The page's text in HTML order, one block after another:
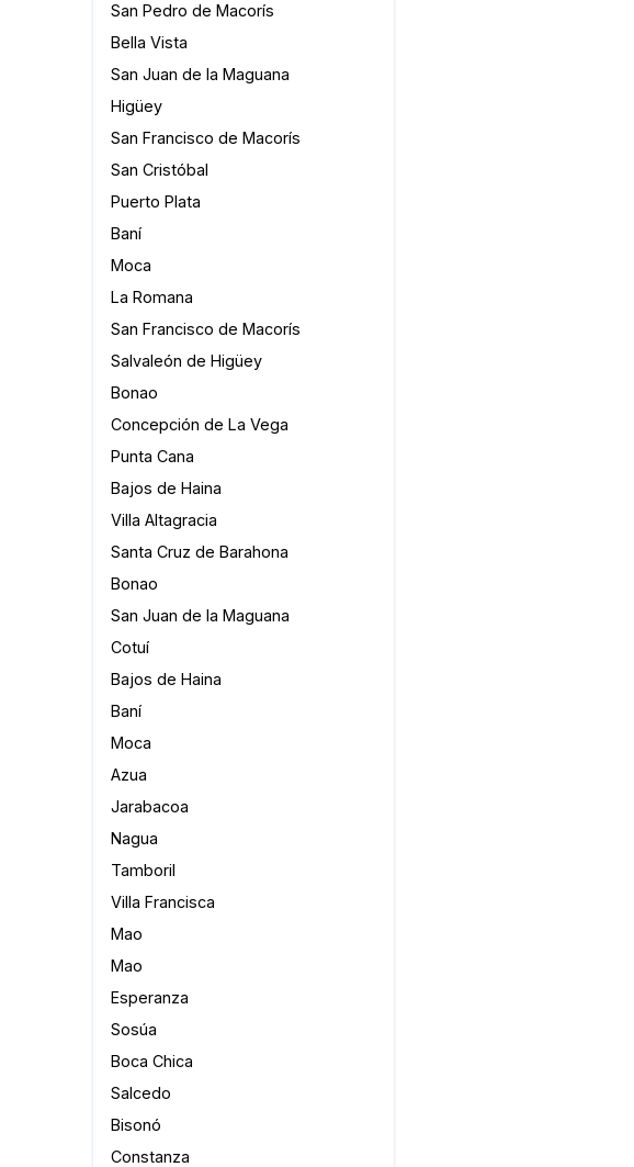
San Pedro de Macorís
Bella Vista
San Juan de la Maguana
Higüey
San Francisco de Macorís
San Cristóbal
Puerto Plata
Baní
Moca
La Romana
San Francisco de Macorís
Salvaleón de Higüey
Bonao
Concepción de La Vega
Punta Cana
Bajos de Haina
Villa Altagracia
Santa Cruz de Barahona
Bonao
San Juan de la Maguana
Cotuí
Bajos de Haina
Baní
Moca
Azua
Jarabacoa
Nagua
Tamboril
Villa Francisca
Mao
Mao
Esperanza
Sosúa
Boca Chica
Salcedo
Bisonó
Constanza